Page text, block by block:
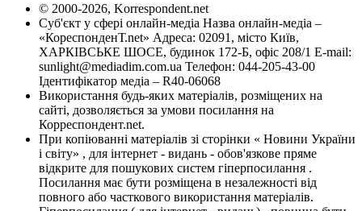
© 2000-2026, Korrespondent.net
Суб'єкт у сфері онлайн-медіа Назва онлайн-медіа –
«КореспонденТ.net» Адреса: 02091, місто Київ,
ХАРКІВСЬКЕ ШОСЕ, будинок 172-Б, офіс 208/1 E-mail:
sunlight@mediadim.com.ua Телефон: 044-205-43-00
Ідентифікатор медіа – R40-06068
Використання будь-яких матеріалів, розміщених на
сайті, дозволяється за умови посилання на
Корреспондент.net.
При копіюванні матеріалів зі сторінки « Новини України
і світу» , для інтернет - видань - обов'язкове пряме
відкрите для пошукових систем гіперпосилання .
Посилання має бути розміщена в незалежності від
повного або часткового використання матеріалів.